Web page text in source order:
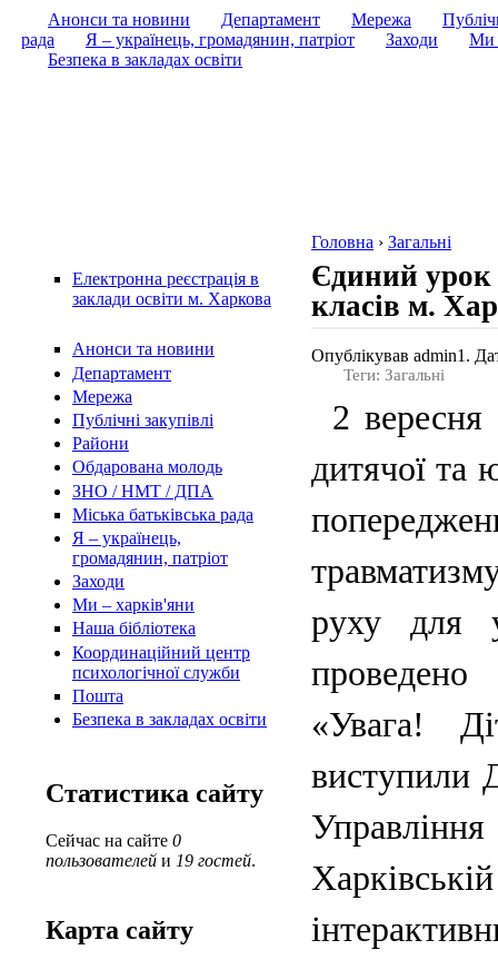
Анонси та новини Департамент Мережа
рада
Я – українець, громадянин, патріот Заходи
Ми
Безпека в закладах освіти
Електронна реєстрація в
заклади освіти м. Харкова
Анонси та новини
Департамент
Мережа
Публічні закупівлі
Райони
Обдарована молодь
ЗНО / НМТ / ДПА
Міська батьківська рада
Я – українець,
громадянин, патріот
Заходи
Ми – харків'яни
Наша бібліотека
Координаційний центр
психологічної служби
Пошта
Безпека в закладах освіти
Статистика сайту
Сейчас на сайте 0
пользователей и 19 гостей.
Карта сайту
Головна › Загальні
Єдиний урок
класів м.
Опублікував admin1.
Теги: Загальні
2
дитячої та
руху для
проведено
«Увага!
виступили